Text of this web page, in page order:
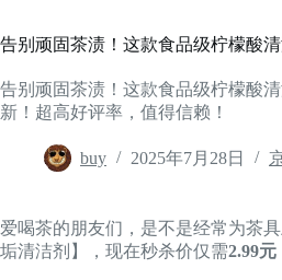
告别顽固茶渍！这款食品级柠檬酸
告别顽固茶渍！这款食品级柠檬酸
新！超高好评率，值得信赖！
buy 2025年7月28日
爱喝茶的朋友们，是不是经常为茶
垢清洁剂】，现在秒杀价仅需2.99元